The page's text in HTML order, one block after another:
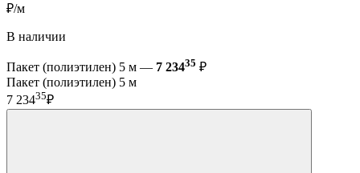
₽/м
В наличии
Пакет (полиэтилен) 5 м — 7 23435 ₽
Пакет (полиэтилен) 5 м
7 23435₽